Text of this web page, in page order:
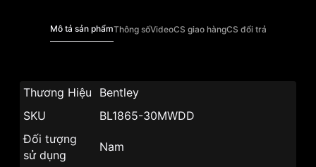
Mô tả sản phẩmThông sốVideoCS giao hàngCS đổi trả
Thương Hiệu
Bentley
SKU
BL1865-30MWDD
Đối tượng
sử dụng
Nam